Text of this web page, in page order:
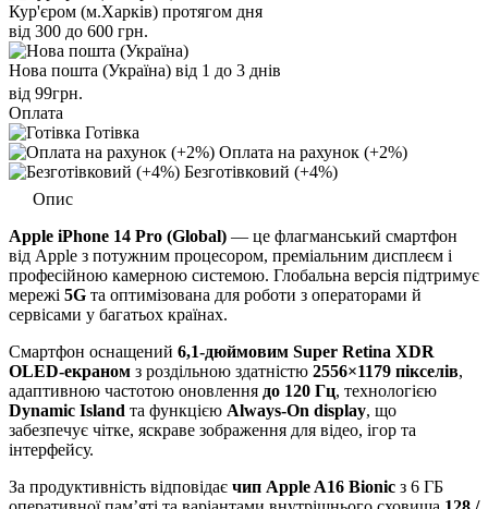
Кур'єром (м.Харків) протягом дня
від 300 до 600 грн.
Нова пошта (Україна) від 1 до 3 днів
від 99грн.
Оплата
Готівка
Оплата на рахунок (+2%)
Безготівковий (+4%)
Опис
Apple iPhone 14 Pro (Global) — це флагманський смартфон
від Apple з потужним процесором, преміальним дисплеєм і
професійною камерною системою. Глобальна версія підтримує
мережі 5G та оптимізована для роботи з операторами й
сервісами у багатьох країнах.
Смартфон оснащений 6,1-дюймовим Super Retina XDR
OLED-екраном з роздільною здатністю 2556×1179 пікселів,
адаптивною частотою оновлення до 120 Гц, технологією
Dynamic Island та функцією Always-On display, що
забезпечує чітке, яскраве зображення для відео, ігор та
інтерфейсу.
За продуктивність відповідає чип Apple A16 Bionic з 6 ГБ